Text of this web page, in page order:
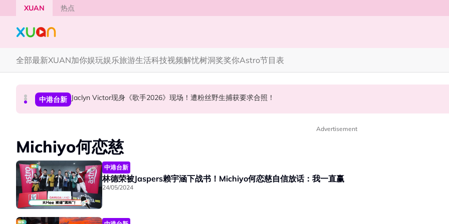
Skip to main content
XUAN 热点
全部最新XUAN加你娱玩娱乐旅游生活科技视频解忧树洞奖奖你Astro节目表
国际星闻 YG大楼遭女粉持高尔夫球杆猛砸！BLACKPINK 10周年最新进展曝光！
中港台新 Jaclyn Victor现身《歌手2026》现场！遭粉丝野生捕获要求合照！
中港台新 中国《歌手2026》 “歌王之战” 成绩出炉！胡彦斌夺得歌王宝座！
Advertisement
Michiyo何恋慈
中港台新
林德荣被Jaspers赖宇涵下战书！Michiyo何恋慈自信放话：我一直赢
24/05/2024